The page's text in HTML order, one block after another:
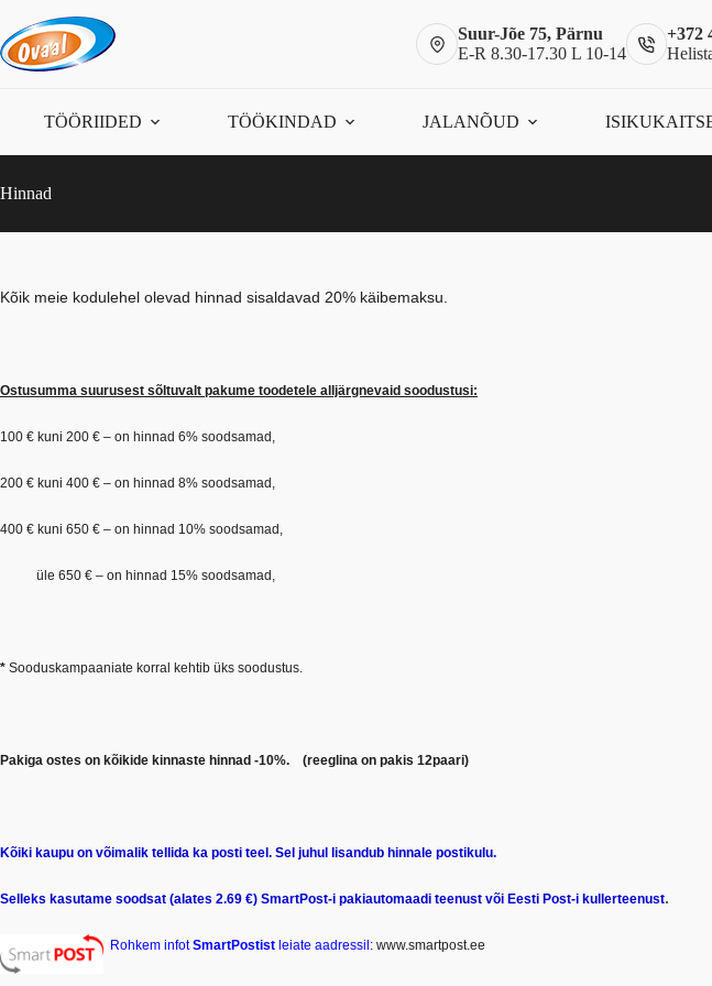
content
Suur-Jõe 75, Pärnu
E-R 8.30-17.30 L 10-14
+372
TÖÖRIIDED TÖÖKINDAD JALANÕUD
Hinnad
Kõik meie kodulehel olevad hinnad sisaldavad 20% käibemaksu.
Ostusumma suurusest sõltuvalt pakume toodetele alljärgnevaid soodustusi:
100 € kuni 200 € – on hinnad 6% soodsamad,
200 € kuni 400 € – on hinnad 8% soodsamad,
400 € kuni 650 € – on hinnad 10% soodsamad,
üle 650 € – on hinnad 15% soodsamad,
* Sooduskampaaniate korral kehtib üks soodustus.
Pakiga ostes on kõikide kinnaste hinnad -10%. (reeglina on pakis 12paari)
Kõiki kaupu on võimalik tellida ka posti teel. Sel juhul lisandub hinnale postikulu.
Selleks kasutame soodsat (alates 2.69 €) SmartPost-i pakiautomaadi teenust või Eesti Post-i kullerteenust.
Rohkem infotSmartPostist leiate aadressil: www.smartpost.ee